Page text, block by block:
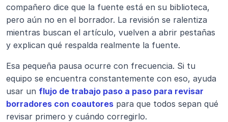
compañero dice que la fuente está en su biblioteca,
pero aún no en el borrador. La revisión se ralentiza
mientras buscan el artículo, vuelven a abrir pestañas
y explican qué respalda realmente la fuente.
Esa pequeña pausa ocurre con frecuencia. Si tu
equipo se encuentra constantemente con eso, ayuda
usar un flujo de trabajo paso a paso para revisar
borradores con coautores para que todos sepan qué
revisar primero y cuándo corregirlo.